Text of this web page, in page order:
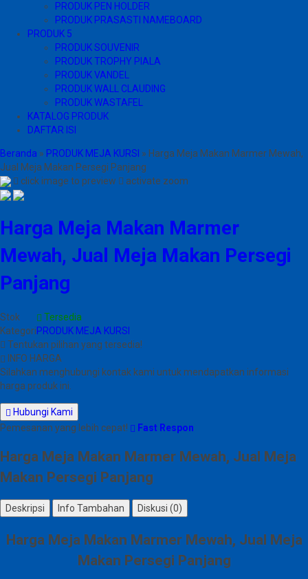
PRODUK PEN HOLDER
PRODUK PRASASTI NAMEBOARD
PRODUK 5
PRODUK SOUVENIR
PRODUK TROPHY PIALA
PRODUK VANDEL
PRODUK WALL CLAUDING
PRODUK WASTAFEL
KATALOG PRODUK
DAFTAR ISI
Beranda » PRODUK MEJA KURSI » Harga Meja Makan Marmer Mewah,
Jual Meja Makan Persegi Panjang
click image to preview
activate zoom
Harga Meja Makan Marmer
Mewah, Jual Meja Makan Persegi
Panjang
Stok
Tersedia
KategoriPRODUK MEJA KURSI
Tentukan pilihan yang tersedia!
INFO HARGA
Silahkan menghubungi kontak kami untuk mendapatkan informasi
harga produk ini.
Hubungi Kami
Pemesanan yang lebih cepat!
Fast Respon
Harga Meja Makan Marmer Mewah, Jual Meja
Makan Persegi Panjang
Deskripsi Info Tambahan Diskusi (0)
Harga Meja Makan Marmer Mewah, Jual Meja
Makan Persegi Panjang